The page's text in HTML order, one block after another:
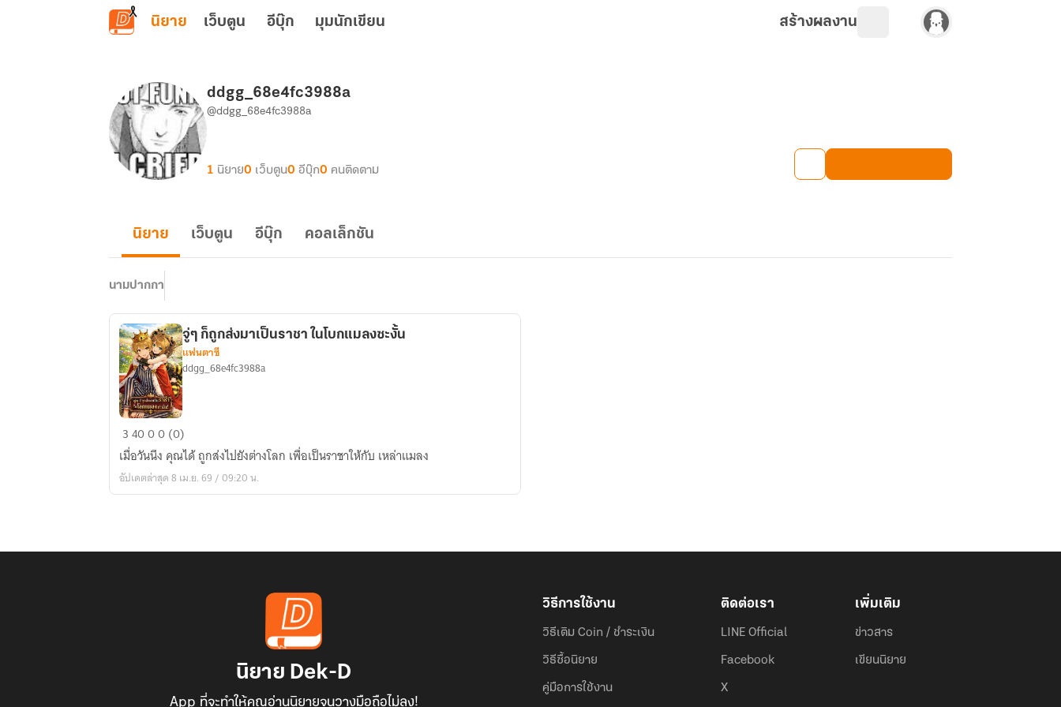
ข้ามไปยังเนื้อหาหลัก
นิยาย เว็บตูน อีบุ๊ก มุมนักเขียน สร้างผลงาน
ddgg_68e4fc3988a
@ddgg_68e4fc3988a
1 นิยาย0 เว็บตูน0 อีบุ๊ก0 คนติดตาม
นิยาย เว็บตูน อีบุ๊ก คอลเล็กชัน
นามปากกา
จู่ๆ
ก็
ถูก
ส่ง
จู่ๆ ก็ถูกส่งมาเป็นราชา ในโบกแมลงซะงั้น
แฟนตาซี
ddgg_68e4fc3988a
34000 (0)
เมื่อวันนึง คุณได้ ถูกส่งไปยังต่างโลก เพื่อเป็นราชาให้กับ เหล่าแมลง
อัปเดตล่าสุด 8 เม.ย. 69 / 09:20 น.
นิยาย Dek-D
App ที่จะทำให้คุณอ่านนิยายจนวางมือถือไม่ลง!
วิธีการใช้งาน
วิธีเติม Coin / ชำระเงิน
วิธีซื้อนิยาย
คู่มือการใช้งาน
ติดต่อเรา
LINE Official
Facebook
X
เพิ่มเติม
ข่าวสาร
เขียนนิยาย